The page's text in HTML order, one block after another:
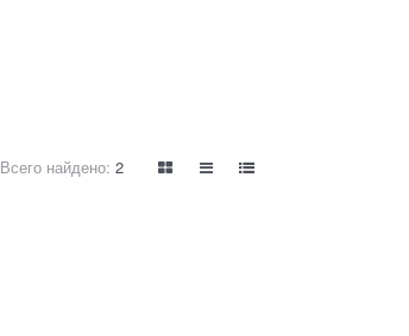
Всего найдено: 2